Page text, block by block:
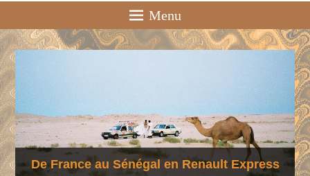
Menu
De France au Sénégal en Renault Express